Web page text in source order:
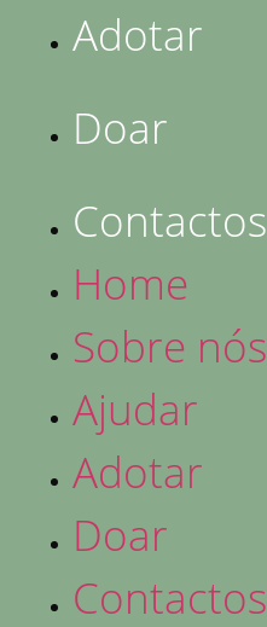
Adotar
Doar
Contactos
Home
Sobre nós
Ajudar
Adotar
Doar
Contactos